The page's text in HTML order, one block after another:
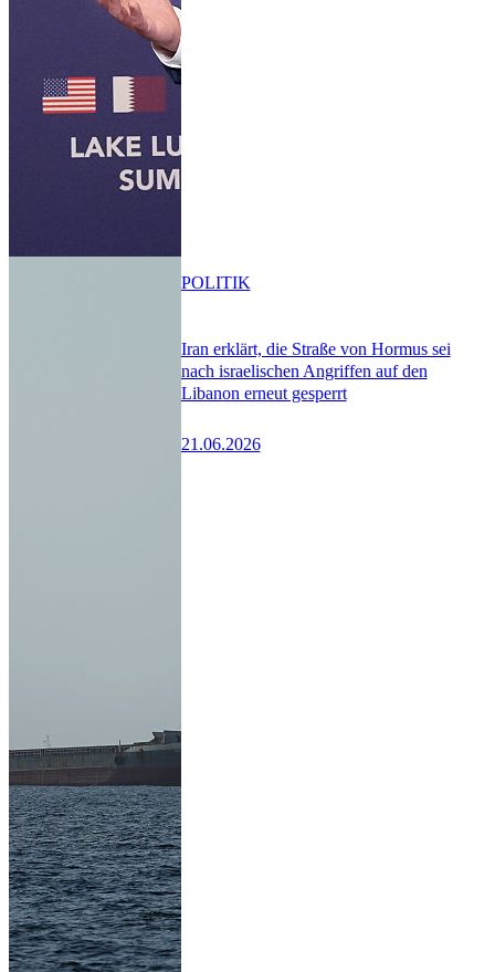
Iran erklärt, die Straße von Hormus sei
nach israelischen Angriffen auf den
Libanon erneut gesperrt
21.06.2026
POLITIK